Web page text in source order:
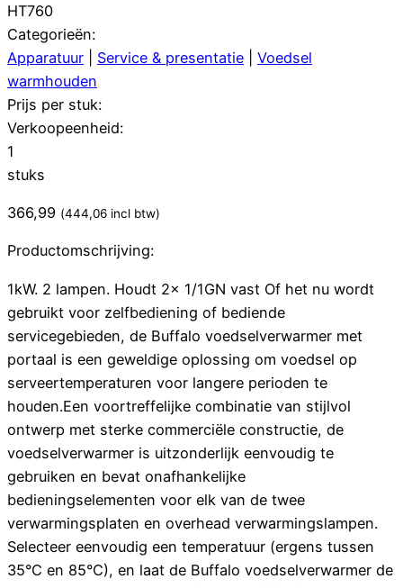
HT760
Categorieën:
Apparatuur
Service & presentatie
Voedsel
warmhouden
Prijs per stuk:
Verkoopeenheid:
1
stuks
366,99 (444,06 incl btw)
Productomschrijving:
1kW. 2 lampen. Houdt 2x 1/1GN vast Of het nu wordt
gebruikt voor zelfbediening of bediende
servicegebieden, de Buffalo voedselverwarmer met
portaal is een geweldige oplossing om voedsel op
serveertemperaturen voor langere perioden te
houden.Een voortreffelijke combinatie van stijlvol
ontwerp met sterke commerciële constructie, de
voedselverwarmer is uitzonderlijk eenvoudig te
gebruiken en bevat onafhankelijke
bedieningselementen voor elk van de twee
verwarmingsplaten en overhead verwarmingslampen.
Selecteer eenvoudig een temperatuur (ergens tussen
35°C en 85°C), en laat de Buffalo voedselverwarmer de